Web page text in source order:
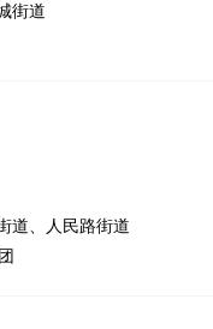
街道
道、人民路街道